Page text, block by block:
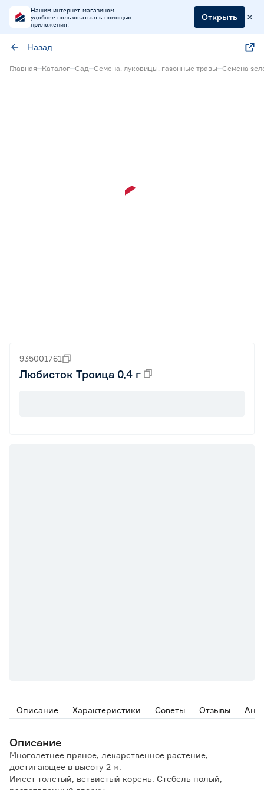
Нашим интернет-магазином
удобнее пользоваться с помощью
приложения!
Открыть
Назад
Главная Каталог Сад Семена, луковицы, газонные травы Семена
935001761
Любисток Троица 0,4 г
Описание Характеристики Советы Отзывы
Описание
Многолетнее пряное, лекарственное растение,
достигающее в высоту 2 м.
Имеет толстый, ветвистый корень. Стебель полый,